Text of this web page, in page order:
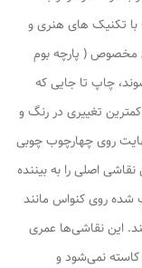
تکنیک های هنری و
مخصوص ( پارچه بوم
چاپ تا جایی که
تغییری در رنگ و
روی چهارچوب چوبی
اصلی را به بیننده
شده روی کنواس مانند
این نقاشی‌ها عمری
کاسته نمی‌شود و